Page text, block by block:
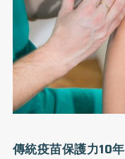
傳統疫苗保護力10